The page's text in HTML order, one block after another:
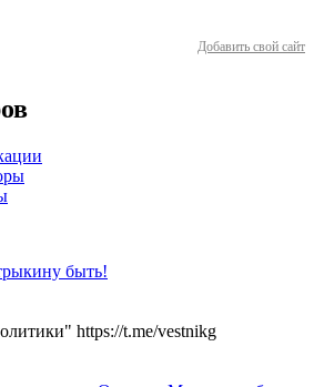
Добавить свой сайт
быть!
https://t.me/vestnikg